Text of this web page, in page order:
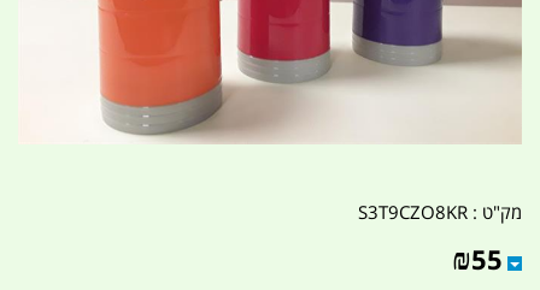
מק"ט : S3T9CZO8KR
₪55